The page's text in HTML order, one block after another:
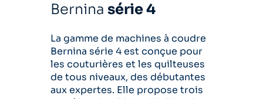
Bernina série 4
La gamme de machines à coudre
Bernina série 4 est conçue pour
les couturières et les quilteuses
de tous niveaux, des débutantes
aux expertes. Elle propose trois